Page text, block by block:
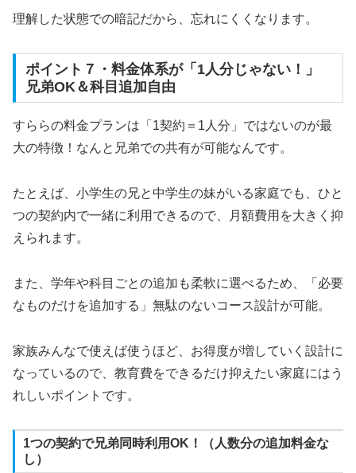
理解した状態での暗記だから、忘れにくくなります。
ポイント７・料金体系が「1人分じゃない！」
兄弟OK＆科目追加自由
すららの料金プランは「1契約＝1人分」ではないのが最
大の特徴！なんと兄弟での共有が可能なんです。
たとえば、小学生の兄と中学生の妹がいる家庭でも、ひと
つの契約内で一緒に利用できるので、月額費用を大きく抑
えられます。
また、学年や科目ごとの追加も柔軟に選べるため、「必要
なものだけを追加する」無駄のないコース設計が可能。
家族みんなで使えば使うほど、お得度が増していく設計に
なっているので、教育費をできるだけ抑えたい家庭にはう
れしいポイントです。
1つの契約で兄弟同時利用OK！（人数分の追加料金な
し）